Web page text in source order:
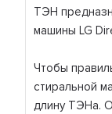
ТЭН
машины LG
Чтобы
стиральной
длину ТЭНа.